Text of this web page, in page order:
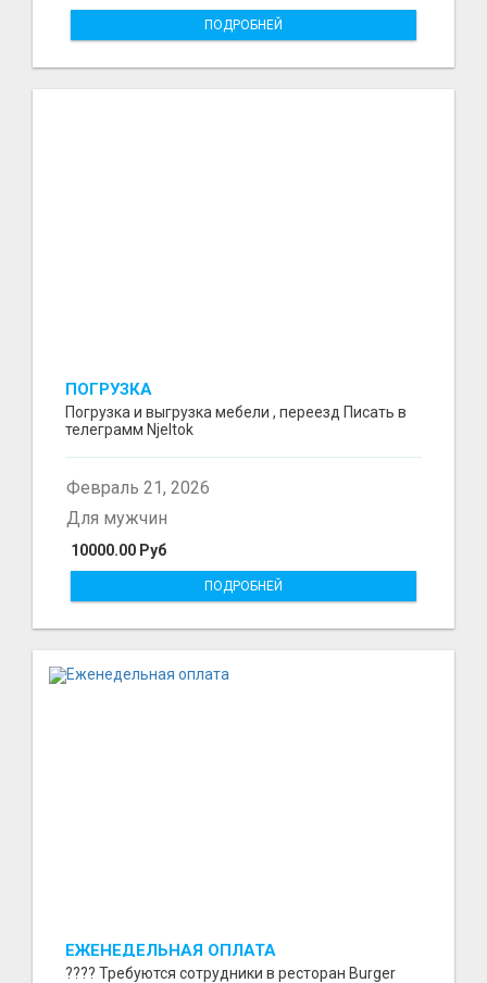
ПОДРОБНЕЙ
ПОГРУЗКА
Погрузка и выгрузка мебели , переезд Писать в
телеграмм Njeltok
Февраль 21, 2026
10000.00 Руб
Для мужчин
ПОДРОБНЕЙ
ЕЖЕНЕДЕЛЬНАЯ ОПЛАТА
???? Требуются сотрудники в ресторан Burger